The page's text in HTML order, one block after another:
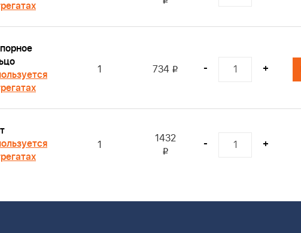
1 734 i - +
1 1432
i
- +